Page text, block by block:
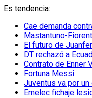
Es tendencia:
Cae demanda
Mastantuno-
El futuro de Juanfer
DT rechazó a
Contrato de Enner
Fortuna Messi
Juventus va por
Emelec fichaje